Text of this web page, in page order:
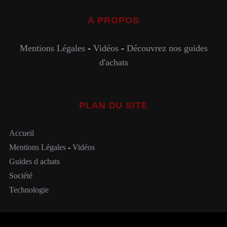
A PROPOS
Mentions Légales- Vidéos- Découvrez nos guides
d'achats
PLAN DU SITE
Accueil
Mentions Légales- Vidéos
Guides d achats
Société
Technologie